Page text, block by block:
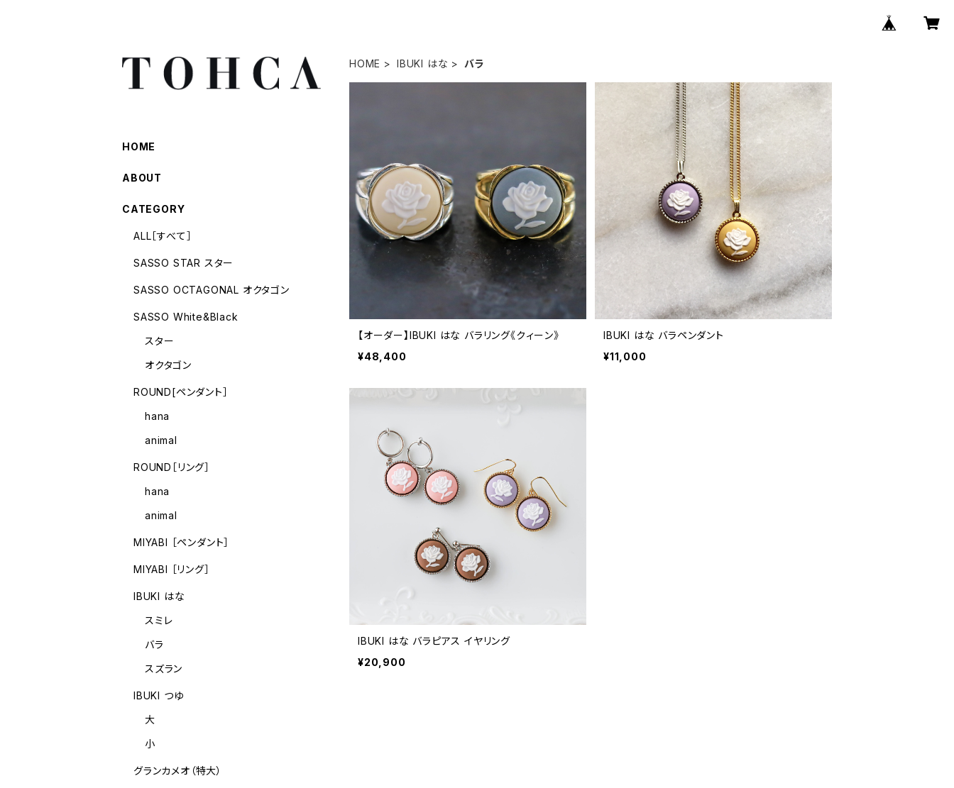
HOME IBUKI はな バラ
【オーダー】IBUKI はな バラリング《クィーン》
¥48,400
IBUKI はな バラペンダント
¥11,000
IBUKI はな バラピアス イヤリング
¥20,900
HOME
ABOUT
CATEGORY
ALL［すべて］
SASSO STAR スター
SASSO OCTAGONAL オクタゴン
SASSO White&Black
スター
オクタゴン
ROUND[ペンダント］
hana
animal
ROUND［リング］
hana
animal
MIYABI ［ペンダント］
MIYABI ［リング］
IBUKI はな
スミレ
バラ
スズラン
IBUKI つゆ
大
小
グランカメオ（特大）